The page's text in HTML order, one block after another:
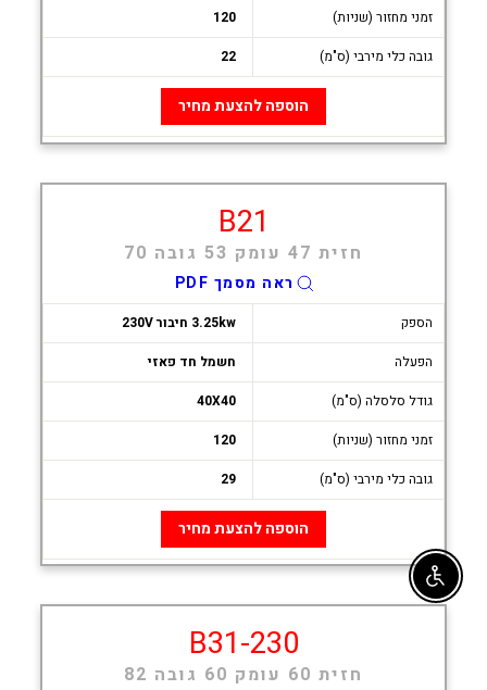
זמני מחזור (שניות)
120
גובה כלי מירבי (ס"מ)
22
הוספה להצעת מחיר
B21
חזית 47 עומק 53 גובה 70
ראה מסמך PDF
הספק
3.25kw חיבור 230V
הפעלה
חשמל חד פאזי
גודל סלסלה (ס"מ)
40X40
זמני מחזור (שניות)
120
גובה כלי מירבי (ס"מ)
29
הוספה להצעת מחיר
B31-230
חזית 60 עומק 60 גובה 82
Enable accessibility